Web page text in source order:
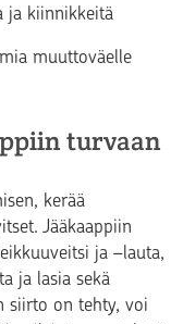
ja kiinnikkeitä
muuttoväelle
turvaan
kerää
Jääkaappiin
ja –lauta,
ja lasia sekä
siirto on tehty, voi